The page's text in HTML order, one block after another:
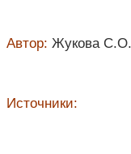
Автор: Жукова С.О.
Источники: